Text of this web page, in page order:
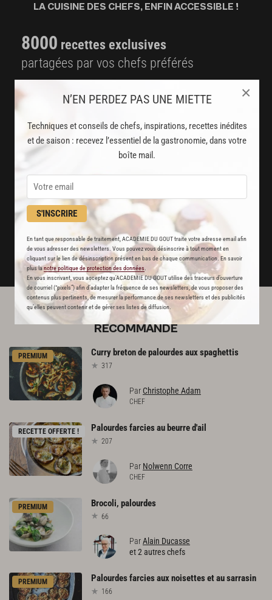
N’EN PERDEZ PAS UNE MIETTE
Techniques et conseils de chefs, inspirations, recettes inédites
et de saison : recevez l’essentiel de la gastronomie, dans votre
boîte mail.
S'INSCRIRE
En tant que responsable de traitement, ACADEMIE DU GOUT traite votre adresse email afin
de vous adresser des newsletters. Vous pouvez vous désinscrire à tout moment en
cliquant sur le lien de désinscription présent en bas de chaque communication. En savoir
plus lanotre politique de protection des données
En vous inscrivant, vous acceptez qu'ACADEMIE DU GOUT utilise des traceurs d’ouverture
de courriel (“pixels”) afin d’adapter la fréquence de ses newsletters, de vous proposer des
contenus plus pertinents, de mesurer la performance de ses newsletters et des publicités
qu’elles peuvent contenir et de gérer ses listes de diffusion.
×
LA CUISINE DES CHEFS, ENFIN ACCESSIBLE !
8000 recettes exclusives
partagées par vos chefs préférés
2000
vidéos de recettes
Des nouveautés
disponibles chaque semaine
Stop pub
un service garanti sans publicité
JE M'ABONNE
DÉJÀ ABONNÉ(E) ? JE ME CONNECTE
L'ACADÉMIE DU GOÛT VOUS
RECOMMANDE
PREMIUM Curry bretondepalourdesauxspaghettis
317
Par Christophe Adam
CHEF
RECETTE OFFERTE ! Palourdesfarciesau beurred'ail
207
Par Nolwenn Corre
CHEF
PREMIUM Brocoli, palourdes
66
ParAlain Ducasse
et 2 autres chefs
PREMIUM Palourdesfarciesauxnoisettesetausarrasin
166